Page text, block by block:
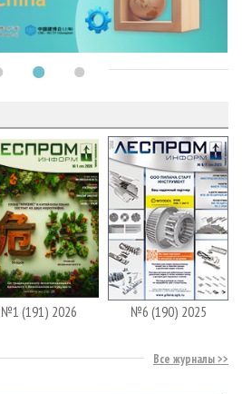
№1 (191) 2026 №6 (190) 2025
Все журналы